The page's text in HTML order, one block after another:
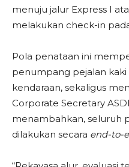
menuju jalur Express I
melakukan check-in
Pola penataan ini
penumpang pejalan
kendaraan, sekaligus
Corporate Secretary
menambahkan, seluruh
dilakukan secara end-to-